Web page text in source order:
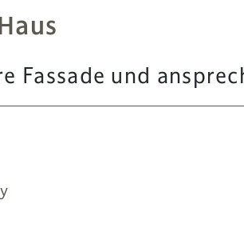
Fassade und